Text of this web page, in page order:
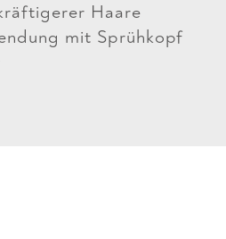
Haare
mit Sprühkopf